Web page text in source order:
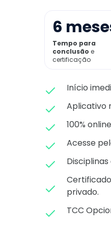
6
Tempo para
conclusão e
certificação
Início
Aplicativo
100%
Acesse
privado.
TCC